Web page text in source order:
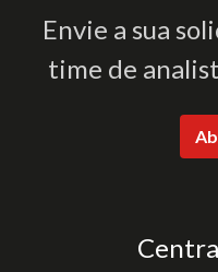
Envie a sua
time de